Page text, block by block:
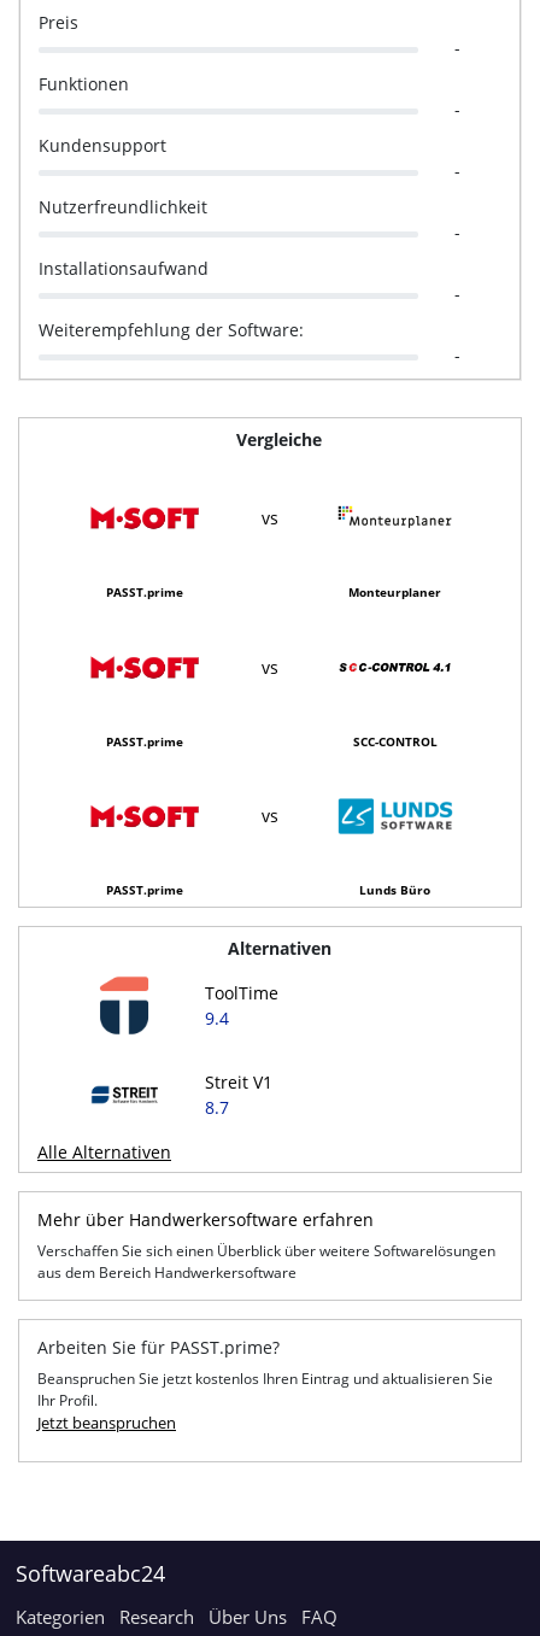
Preis
-
Funktionen
-
Kundensupport
-
Nutzerfreundlichkeit
-
Installationsaufwand
-
Weiterempfehlung der Software:
-
Vergleiche
vs
PASST.prime Monteurplaner
vs
PASST.prime SCC-CONTROL
vs
PASST.prime Lunds Büro
Alternativen
ToolTime
9.4
Streit V1
8.7
Alle Alternativen
Mehr über Handwerkersoftware erfahren
Verschaffen Sie sich einen Überblick über weitere Softwarelösungen
aus dem Bereich Handwerkersoftware
Arbeiten Sie für PASST.prime?
Beanspruchen Sie jetzt kostenlos Ihren Eintrag und aktualisieren Sie
Ihr Profil.
Jetzt beanspruchen
Softwareabc24
Kategorien Research Über Uns
FAQ